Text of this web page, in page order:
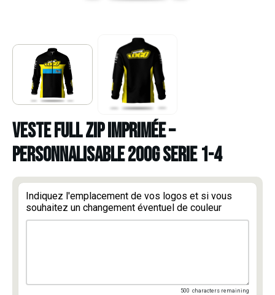
VESTE FULL ZIP IMPRIMÉE –
PERSONNALISABLE 200G SERIE 1-4
Indiquez l'emplacement de vos logos et si vous
souhaitez un changement éventuel de couleur
500 characters remaining